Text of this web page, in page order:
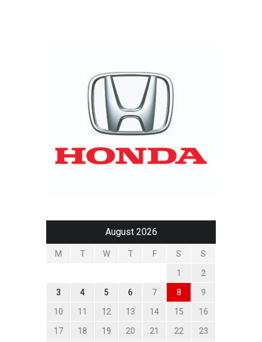
August 2026
M T W T F S S
1 2
3 4 5 6 7 8 9
10 11 12 13 14 15 16
17 18 19 20 21 22 23